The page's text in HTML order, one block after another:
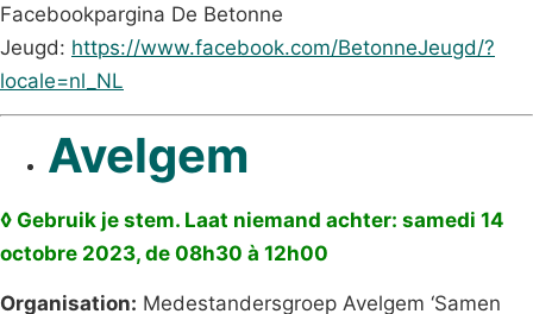
Facebookpargina De Betonne
Jeugd: https://www.facebook.com/BetonneJeugd/?
locale=nl_NL
Avelgem
◊ Gebruik je stem. Laat niemand achter: samedi 14
octobre 2023, de 08h30 à 12h00
Organisation: Medestandersgroep Avelgem ‘Samen